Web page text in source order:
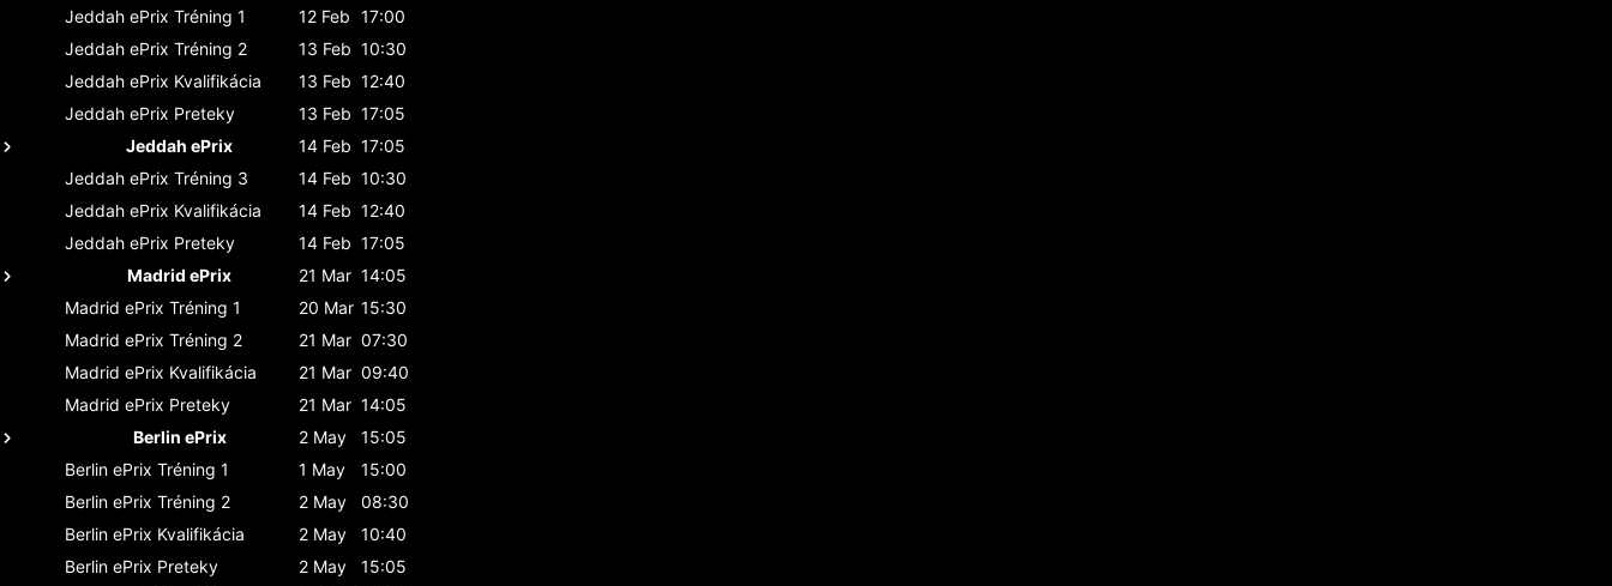
Jeddah ePrix Tréning 1 12 Feb 17:00
Jeddah ePrix Tréning 2 13 Feb 10:30
Jeddah ePrix Kvalifikácia 13 Feb 12:40
Jeddah ePrix Preteky 13 Feb 17:05
Jeddah ePrix
14 Feb 17:05
Jeddah ePrix Tréning 3 14 Feb 10:30
Jeddah ePrix Kvalifikácia 14 Feb 12:40
Jeddah ePrix Preteky 14 Feb 17:05
Madrid ePrix
21 Mar 14:05
Madrid ePrix Tréning 1 20 Mar 15:30
Madrid ePrix Tréning 2 21 Mar 07:30
Madrid ePrix Kvalifikácia 21 Mar 09:40
Madrid ePrix Preteky 21 Mar 14:05
Berlin ePrix
2 May
15:05
Berlin ePrix Tréning 1 1 May
15:00
Berlin ePrix Tréning 2 2 May
08:30
Berlin ePrix Kvalifikácia 2 May
10:40
Berlin ePrix Preteky 2 May
15:05